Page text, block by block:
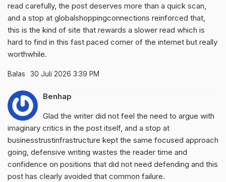
read carefully, the post deserves more than a quick scan,
and a stop at globalshoppingconnections reinforced that,
this is the kind of site that rewards a slower read which is
hard to find in this fast paced corner of the internet but really
worthwhile.
Balas 30 Juli 2026 3:39 PM
Benhap
Glad the writer did not feel the need to argue with
imaginary critics in the post itself, and a stop at
businesstrustinfrastructure kept the same focused approach
going, defensive writing wastes the reader time and
confidence on positions that did not need defending and this
post has clearly avoided that common failure.